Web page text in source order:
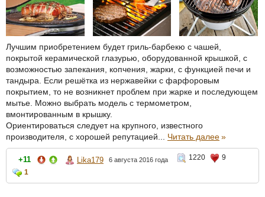
Лучшим приобретением будет гриль-барбекю с чашей,
покрытой керамической глазурью, оборудованной крышкой, с
возможностью запекания, копчения, жарки, с функцией печи и
тандыра. Если решётка из нержавейки с фарфоровым
покрытием, то не возникнет проблем при жарке и последующем
мытье. Можно выбрать модель с термометром,
вмонтированным в крышку.
Ориентироваться следует на крупного, известного
производителя, с хорошей репутацией... Читать далее»
+11 Lika179 6 августа 2016 года 1220
9
1